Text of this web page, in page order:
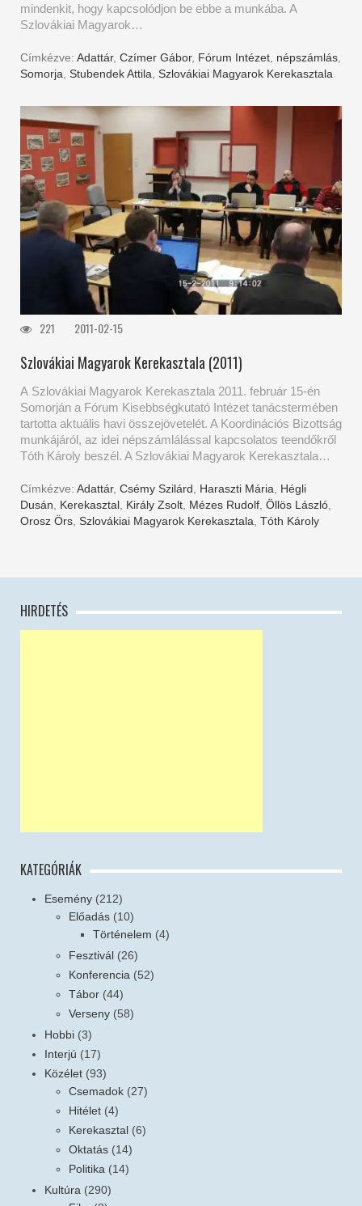
mindenkit, hogy kapcsolódjon be ebbe a munkába. A
Szlovákiai Magyarok…
Címkézve: Adattár, Czímer Gábor, Fórum Intézet népszámlás
Somorja
Stubendek Attila Szlovákiai Magyarok Kerekasztala
221 2011-02-15
Szlovákiai Magyarok Kerekasztala (2011)
A Szlovákiai Magyarok Kerekasztala 2011. február 15-én
Somorján a Fórum Kisebbségkutató Intézet tanácstermében
tartotta aktuális havi összejövetelét. A Koordinációs Bizottság
munkájáról, az idei népszámlálással kapcsolatos teendőkről
Tóth Károly beszél. A Szlovákiai Magyarok Kerekasztala…
Címkézve: Adattár, Csémy Szilárd Haraszti Mária
Hégli
Dusán
Kerekasztal Király Zsolt Mézes Rudolf Öllös László
Orosz Örs Szlovákiai Magyarok Kerekasztala Tóth Károly
HIRDETÉS
KATEGÓRIÁK
Esemény (212)
Előadás (10)
Történelem (4)
Fesztivál (26)
Konferencia (52)
Tábor (44)
Verseny (58)
Hobbi (3)
Interjú (17)
Közélet (93)
Csemadok (27)
Hitélet (4)
Kerekasztal (6)
Oktatás (14)
Politika (14)
Kultúra (290)